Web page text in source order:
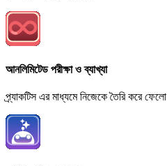
আনলিমিটেড পরীক্ষা ও ব্যাখ্যা
প্র্যাকটিস এর মাধ্যমে নিজেকে তৈরি করে ফেলো